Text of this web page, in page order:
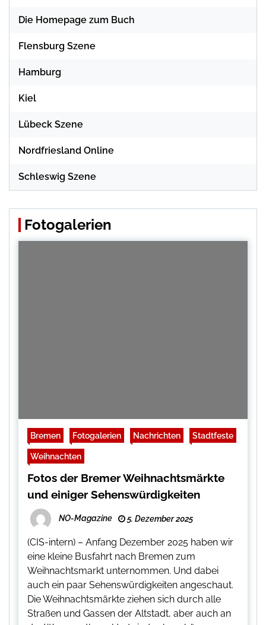
Die Homepage zum Buch
Flensburg Szene
Hamburg
Kiel
Lübeck Szene
Nordfriesland Online
Schleswig Szene
Fotogalerien
Bremen Fotogalerien Nachrichten Stadtfeste
Weihnachten
Fotos der Bremer Weihnachtsmärkte
und einiger Sehenswürdigkeiten
NO-Magazine 5. Dezember 2025
(CIS-intern) – Anfang Dezember 2025 haben wir
eine kleine Busfahrt nach Bremen zum
Weihnachtsmarkt unternommen. Und dabei
auch ein paar Sehenswürdigkeiten angeschaut.
Die Weihnachtsmärkte ziehen sich durch alle
Straßen und Gassen der Altstadt, aber auch an